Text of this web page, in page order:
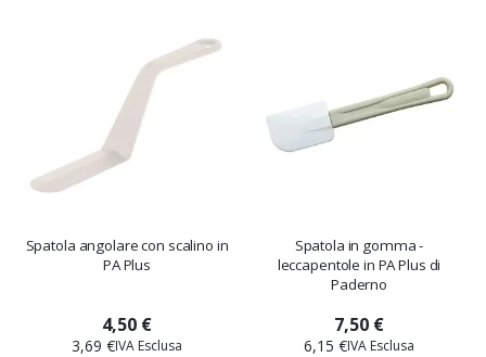
Spatola angolare con scalino in
PA Plus
4,50 €
3,69 €
Spatola in gomma -
leccapentole in PA Plus di
Paderno
7,50 €
6,15 €